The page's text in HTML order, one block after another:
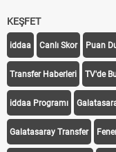
KEŞFET
iddaa Canlı Skor Puan
Transfer Haberleri TV'de
iddaa Programı
Galatasaray Transfer